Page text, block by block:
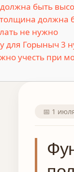
быть
должна
не нужно
для Горыныч 3
учесть при
📅 1